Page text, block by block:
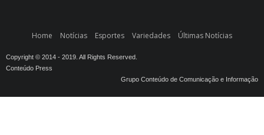
Home Notícias Esportes Variedades Últimas Notícias
Copyright © 2014 - 2019. All Rights Reserved.
Conteúdo Press
Grupo Conteúdo de Comunicação e Informação